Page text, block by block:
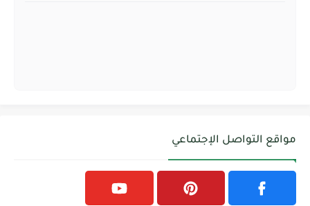
مواقع التواصل الإجتماعي